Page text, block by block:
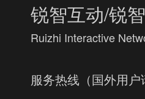
锐智互动/锐
Ruizhi Interactive
服务热线（国外用户